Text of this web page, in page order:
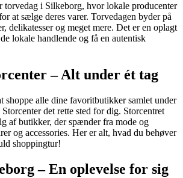
torvedag i Silkeborg, hvor lokale producenter
at sælge deres varer. Torvedagen byder på
delikatesser og meget mere. Det er en oplagt
lokale handlende og få en autentisk
– Alt under ét tag
alle dine favoritbutikker samlet under
det rette sted for dig. Storcentret
af butikker, der spænder fra mode og
og accessories. Her er alt, hvad du behøver
shoppingtur!
– En oplevelse for sig